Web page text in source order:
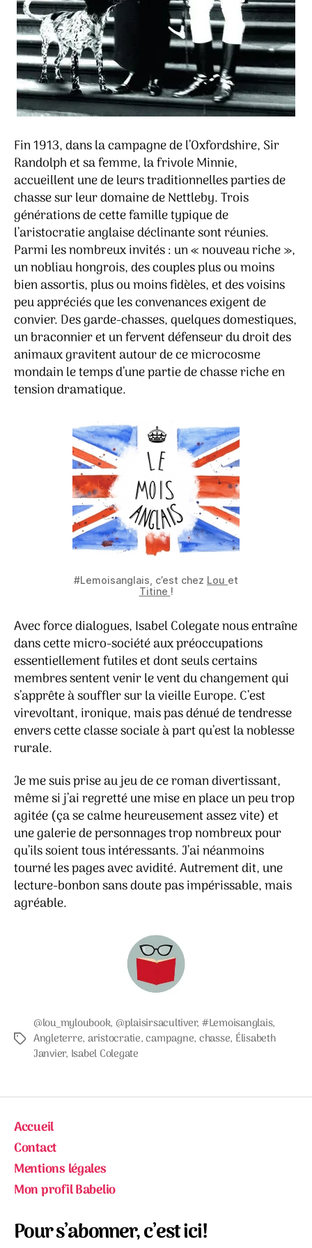
Fin 1913, dans la campagne de l’Oxfordshire, Sir
Randolph et sa femme, la frivole Minnie,
accueillent une de leurs traditionnelles parties de
chasse sur leur domaine de Nettleby. Trois
générations de cette famille typique de
l’aristocratie anglaise déclinante sont réunies.
Parmi les nombreux invités : un « nouveau riche »,
un nobliau hongrois, des couples plus ou moins
bien assortis, plus ou moins fidèles, et des voisins
peu appréciés que les convenances exigent de
convier. Des garde-chasses, quelques domestiques,
un braconnier et un fervent défenseur du droit des
animaux gravitent autour de ce microcosme
mondain le temps d’une partie de chasse riche en
tension dramatique.
#Lemoisanglais, c’est chez Lou et
Titine !
Avec force dialogues, Isabel Colegate nous entraîne
dans cette micro-société aux préoccupations
essentiellement futiles et dont seuls certains
membres sentent venir le vent du changement qui
s’apprête à souffler sur la vieille Europe. C’est
virevoltant, ironique, mais pas dénué de tendresse
envers cette classe sociale à part qu’est la noblesse
rurale.
Je me suis prise au jeu de ce roman divertissant,
même si j’ai regretté une mise en place un peu trop
agitée (ça se calme heureusement assez vite) et
une galerie de personnages trop nombreux pour
qu’ils soient tous intéressants. J’ai néanmoins
tourné les pages avec avidité. Autrement dit, une
lecture-bonbon sans doute pas impérissable, mais
agréable.
Étiquettes
@lou_myloubook, @plaisirsacultiver, #Lemoisanglais,
Angleterre, aristocratie,campagne, chasse, Élisabeth
Janvier, Isabel Colegate
Accueil
Contact
Mentions légales
Mon profil Babelio
Pour s’abonner, c’est ici!